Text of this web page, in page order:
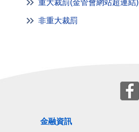
重大裁罰(金管會網站超連結)
非重大裁罰
金融資訊